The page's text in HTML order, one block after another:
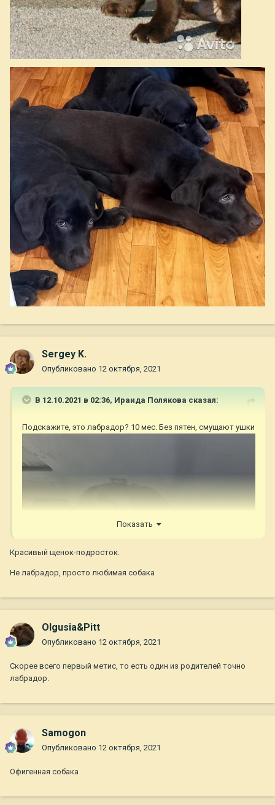
Sergey K.
Опубликовано 12 октября, 2021
В 12.10.2021 в 02:36, Ираида Полякова сказал:
Подскажите, это лабрадор? 10 мес. Без пятен, смущают ушки
Показать
Красивый щенок-подросток.
Не лабрадор, просто любимая собака
Olgusia&Pitt
Опубликовано 12 октября, 2021
Скорее всего первый метис, то есть один из родителей точно
лабрадор.
Samogon
Опубликовано 12 октября, 2021
Офигенная собака